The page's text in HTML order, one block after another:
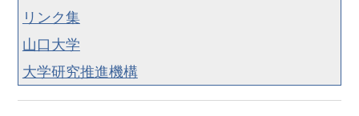
リンク集
山口大学
大学研究推進機構